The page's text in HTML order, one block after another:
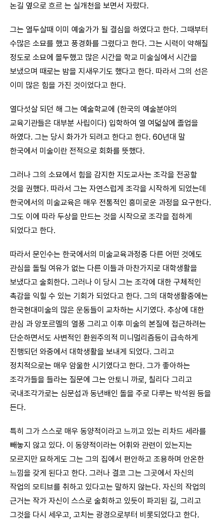
논길 옆으로 흐르 는 실개천을 보면서 자랐다.
그는 열두살때 이미 예술가가 될 결심을 하였다고 한다. 그때부터
수많은 소묘를 했고 풍경화를 그렸다고 한다. 그는 시력이 약해질
정도로 소묘에 몰두했고 많은 시간을 학교 미술실에서 시간을
보냈으며 때로는 밤을 지새우기도 했다고 한다. 따라서 그의 선은
이미 많은 힘을 가진 것이었다고 한다.
열다섯살 되던 해 그는 예술학교에 (한국의 예술분야의
교육기관들은 대부분 사립이다) 입학하여 열 여덟살에 졸업을
하였다. 그는 당시 화가가 되려고 한다고 한다. 60년대 말
한국에서 미술이란 전적으로 회화를 뜻했다.
그러나 그의 소묘에서 힘을 감지한 지도교사는 조각을 전공할
것을 권했다. 따라서 그는 자연스럽게 조각을 시작하게 되었는데
한국에서의 미술교육은 매우 전통적인 흥미로운 과정을 요구한다.
그도 이에 따라 두상을 만드는 것을 시작으로 조각을 접하게
되었다고 한다.
따라서 문인수는 한국에서의 미술교육과정중 다른 어떤 것에도
관심을 돌릴 여유가 없는 다른 이들과 마찬가지로 대학생활을
보냈다고 술회한다. 그러나 이 당시 그는 조각에 대한 구체적인
촉감을 익힐 수 있는 기회가 되었다고 한다. 그의 대학생활중에는
한국현대미술의 많은 운동들이 교차하는 시기였다. 추상에 대한
관심 과 앙포르멜의 열풍 그리고 이후 미술의 본질에 접근하려는
단순하면서도 사변적인 환원주의적 미니멀리즘등이 급속하게
진행되던 와중에서 대학생활을 보내게 되었다. 그리고
정치적으로는 매우 암울한 시기였다고 한다. 그가 좋아하는
조각가들을 들라는 질문에 그는 안토니 까로, 칠리다 그리고
국내조각가로는 심문섭과 동년배인 돌을 주로 다루는 박석원 등을
든다.
특히 그가 스스로 매우 동양적이라고 느끼고 있는 리차드 세라를
빼놓지 않고 있다. 이 동양적이라는 어휘와 관련이 있는지는
모르지만 묘하게도 그는 그의 집에서 편안하고 조용하며 안온한
느낌을 갖게 된다고 한다. 그러나 결코 그는 그곳에서 자신의
작업의 모티브를 취하고 있다고는 말하지 않는다. 자신의 작업의
근거는 작가 자신이 스스로 술회하고 있듯이 파괴된 길, 그리고
그것을 다시 세우고, 고치는 광경으로부터 비롯되었다고 한다.